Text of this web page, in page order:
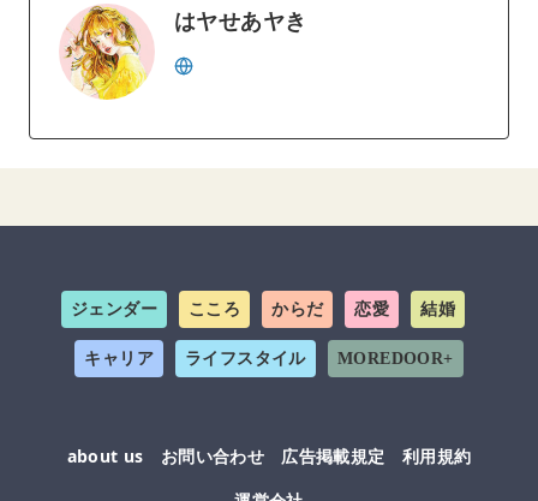
はヤせあヤき
ジェンダー こころ からだ 恋愛 結婚
キャリア ライフスタイル MOREDOOR+
about us お問い合わせ 広告掲載規定
利用規約